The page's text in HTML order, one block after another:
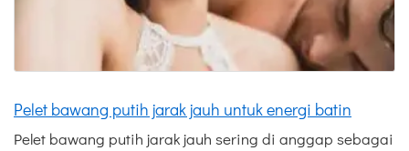
Pelet bawang putih jarak jauh untuk energi batin
Pelet bawang putih jarak jauh sering di anggap sebagai